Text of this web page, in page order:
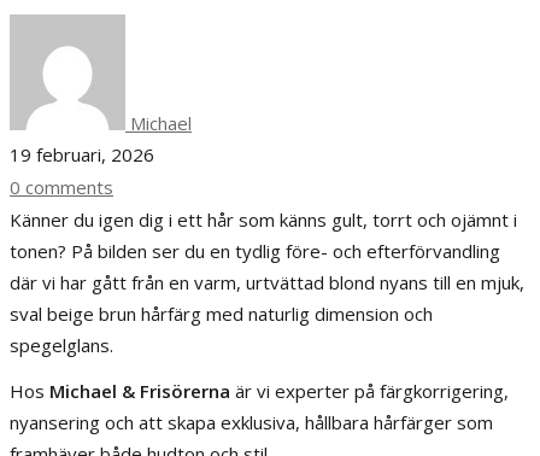
Michael
19 februari, 2026
0 comments
Känner du igen dig i ett hår som känns gult, torrt och ojämnt i
tonen? På bilden ser du en tydlig före- och efterförvandling
där vi har gått från en varm, urtvättad blond nyans till en mjuk,
sval beige brun hårfärg med naturlig dimension och
spegelglans.
Hos Michael & Frisörerna är vi experter på färgkorrigering,
nyansering och att skapa exklusiva, hållbara hårfärger som